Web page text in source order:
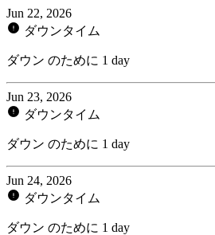
Jun 22, 2026
ダウンタイム
ダウン のために 1 day
Jun 23, 2026
ダウンタイム
ダウン のために 1 day
Jun 24, 2026
ダウンタイム
ダウン のために 1 day